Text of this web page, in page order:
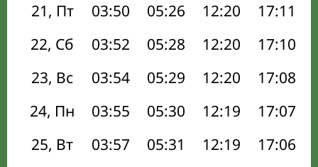
21, Пт
03:50 05:26 12:20 17:11
22, Сб
03:52 05:28 12:20 17:10
23, Вс
03:54 05:29 12:20 17:08
24, Пн
03:55 05:30 12:19 17:07
25, Вт
03:57 05:31 12:19 17:06